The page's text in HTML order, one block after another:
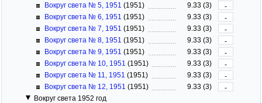
Вокруг света № 5, 1951 (1951) 9.33 (3)
-
Вокруг света № 6, 1951 (1951) 9.33 (3)
-
Вокруг света № 7, 1951 (1951) 9.33 (3)
-
Вокруг света № 8, 1951 (1951) 9.33 (3)
-
Вокруг света № 9, 1951 (1951) 9.33 (3)
-
Вокруг света № 10, 1951 (1951) 9.33 (3)
-
Вокруг света № 11, 1951 (1951) 9.33 (3)
-
Вокруг света № 12, 1951 (1951) 9.33 (3)
-
Вокруг света 1952 год